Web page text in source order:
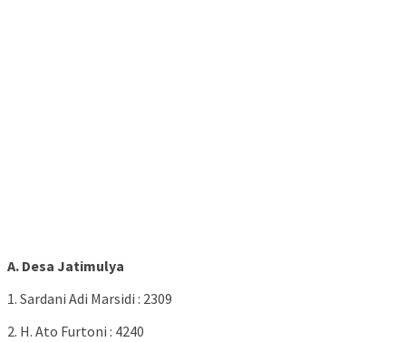
A. Desa Jatimulya
1. Sardani Adi Marsidi : 2309
2. H. Ato Furtoni : 4240